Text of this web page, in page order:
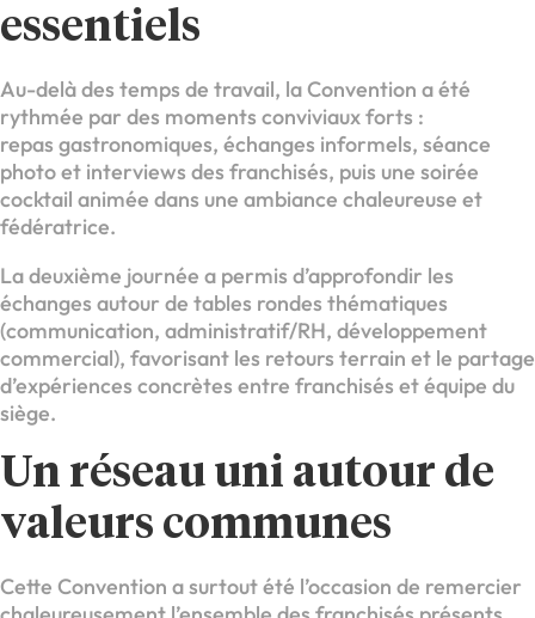
essentiels
Au-delà des temps de travail, la Convention a été
rythmée par des moments conviviaux forts :
repas gastronomiques, échanges informels, séance
photo et interviews des franchisés, puis une soirée
cocktail animée dans une ambiance chaleureuse et
fédératrice.
La deuxième journée a permis d’approfondir les
échanges autour de tables rondes thématiques
(communication, administratif/RH, développement
commercial), favorisant les retours terrain et le partage
d’expériences concrètes entre franchisés et équipe du
siège.
Un réseau uni autour de
valeurs communes
Cette Convention a surtout été l’occasion de remercier